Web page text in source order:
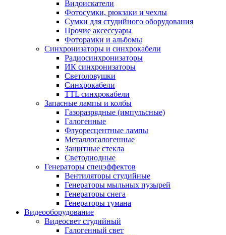
Видоискатели
Фотосумки, рюкзаки и чехлы
Сумки для студийного оборудования
Прочие аксессуары
Фоторамки и альбомы
Синхронизаторы и синхрокабели
Радиосинхронизаторы
ИК синхронизаторы
Светоловушки
Синхрокабели
TTL синхрокабели
Запасные лампы и колбы
Газоразрядные (импульсные)
Галогенные
Флуоресцентные лампы
Металлогалогенные
Защитные стекла
Светодиодные
Генераторы спецэффектов
Вентиляторы студийные
Генераторы мыльных пузырей
Генераторы снега
Генераторы тумана
Видеооборудование
Видеосвет студийный
Галогенный свет